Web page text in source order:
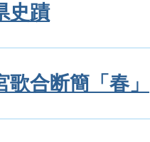
史蹟
合断簡「春」